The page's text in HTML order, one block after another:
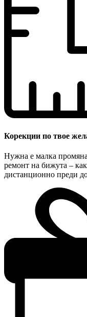
Корекции по твое
Нужна е малка
ремонт на бижута –
дистанционно преди